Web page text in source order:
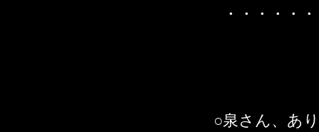
・・・・・
○泉さん、あ